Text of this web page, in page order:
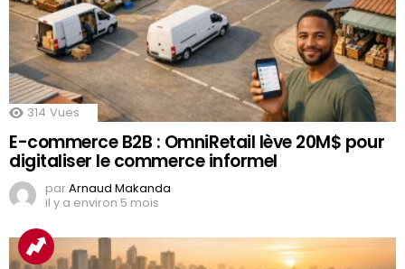
314 Vues
E-commerce B2B : OmniRetail lève 20M$ pour
digitaliser le commerce informel
parArnaud Makanda
il y a environ 5 mois